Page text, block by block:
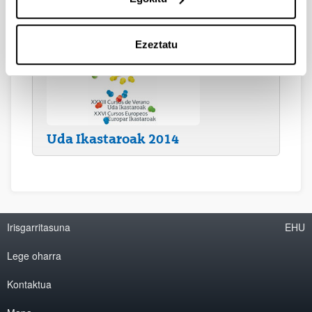
Ezeztatu
Argazki bilduma
Uda Ikastaroak 2014
Irisgarritasuna
Lege oharra
Kontaktua
EHU